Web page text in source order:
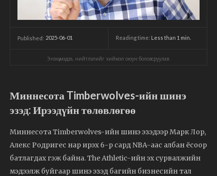
Published: 2025-06-01 Reading time: Less than 1 min.
Энэхүү мэдээ, нийтлэлийг хиймэл оюун боловсруулав.
Миннесота Timberwolves-ийн шинэ
эзэд: Ирээдүйн төлөвлөгөө
Миннесота Timberwolves-ийн шинэ эзэдээр Марк Лор,
Алекс Родригес нар ирэх 6-р сард NBA-аас албан ёсоор
батлагдах гэж байна. The Athletic-ийн эх сурвалжийн
мэдээлж буйгаар шинэ эзэд багийн бизнесийн тал